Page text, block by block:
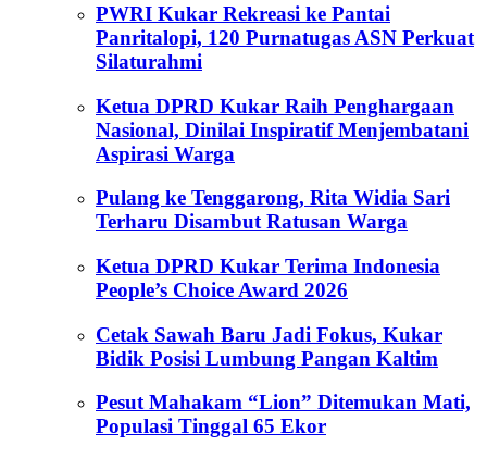
PWRI Kukar Rekreasi ke Pantai
Panritalopi, 120 Purnatugas ASN Perkuat
Silaturahmi
Ketua DPRD Kukar Raih Penghargaan
Nasional, Dinilai Inspiratif Menjembatani
Aspirasi Warga
Pulang ke Tenggarong, Rita Widia Sari
Terharu Disambut Ratusan Warga
Ketua DPRD Kukar Terima Indonesia
People’s Choice Award 2026
Cetak Sawah Baru Jadi Fokus, Kukar
Bidik Posisi Lumbung Pangan Kaltim
Pesut Mahakam “Lion” Ditemukan Mati,
Populasi Tinggal 65 Ekor